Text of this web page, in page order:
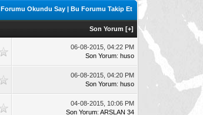
Okundu Say |Bu Forumu Takip Et
Son Yorum [+]
06-08-2015, 04:22 PM
Son Yorum:huso
06-08-2015, 04:20 PM
Son Yorum:huso
04-08-2015, 10:06 PM
Son Yorum:ARSLAN 34